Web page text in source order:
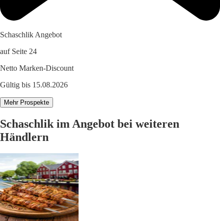
Schaschlik Angebot
auf Seite 24
Netto Marken-Discount
Gültig bis 15.08.2026
Mehr Prospekte
Schaschlik im Angebot bei weiteren
Händlern